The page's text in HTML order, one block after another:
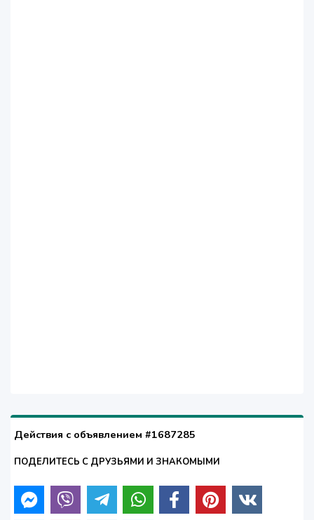
Действия с объявлением #1687285
ПОДЕЛИТЕСЬ С ДРУЗЬЯМИ И ЗНАКОМЫМИ